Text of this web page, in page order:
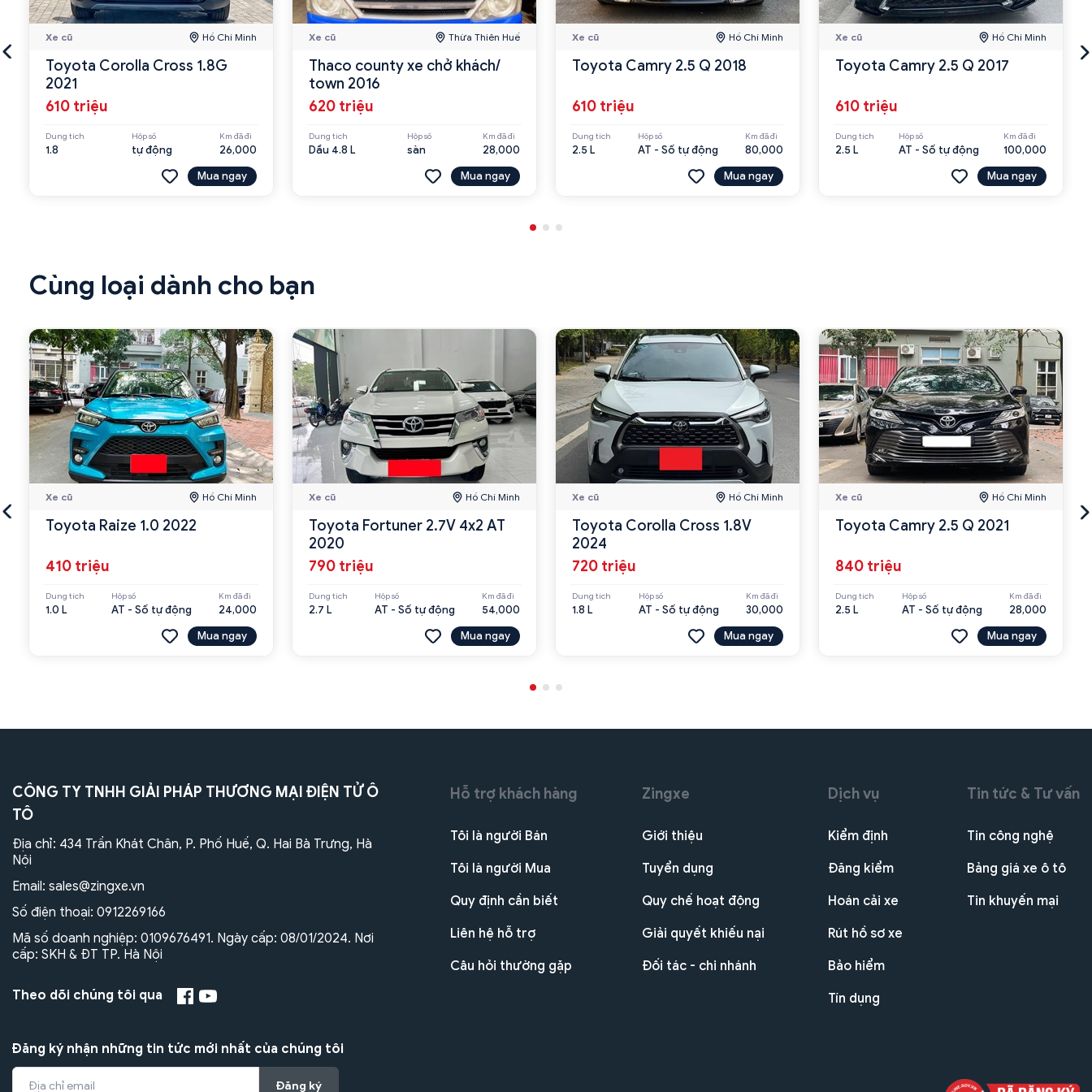
Xe cũ Hồ Chí Minh
Toyota Corolla Cross 1.8G
2021
610 triệu
Dung tích
1.8
Hộp số
tự động
Km đã đi
26,000
Mua ngay
Xe cũ Thừa Thiên Huế
Thaco county xe chở khách/
town 2016
620 triệu
Dung tích
Dầu 4.8 L
Hộp số
sàn
Km đã đi
28,000
Mua ngay
Xe cũ Hồ Chí Minh
Toyota Camry 2.5 Q 2018
610 triệu
Dung tích
2.5 L
Hộp số
AT - Số tự động
Km đã đi
80,000
Mua ngay
Xe cũ Hồ Chí Minh
Toyota Camry 2.5 Q 2017
610 triệu
Dung tích
2.5 L
Hộp số
AT - Số tự động
Km đã đi
100,000
Mua ngay
Cùng loại dành cho bạn
Xe cũ Hồ Chí Minh
Toyota Raize 1.0 2022
410 triệu
Dung tích
1.0 L
Hộp số
AT - Số tự động
Km đã đi
24,000
Mua ngay
Xe cũ Hồ Chí Minh
Toyota Fortuner 2.7V 4x2 AT
2020
790 triệu
Dung tích
2.7 L
Hộp số
AT - Số tự động
Km đã đi
54,000
Mua ngay
Xe cũ Hồ Chí Minh
Toyota Corolla Cross 1.8V
2024
720 triệu
Dung tích
1.8 L
Hộp số
AT - Số tự động
Km đã đi
30,000
Mua ngay
Xe cũ Hồ Chí Minh
Toyota Camry 2.5 Q 2021
840 triệu
Dung tích
2.5 L
Hộp số
AT - Số tự động
Km đã đi
28,000
Mua ngay
CÔNG TY TNHH GIẢI PHÁP THƯƠNG MẠI ĐIỆN TỬ Ô
TÔ
Địa chỉ: 434 Trần Khát Chân, P. Phố Huế, Q. Hai Bà Trưng, Hà
Nội
Email: sales@zingxe.vn
Số điện thoại: 0912269166
Mã số doanh nghiệp: 0109676491. Ngày cấp: 08/01/2024. Nơi
cấp: SKH & ĐT TP. Hà Nội
Theo dõi chúng tôi qua
Đăng ký nhận những tin tức mới nhất của chúng tôi
Đăng ký
Hỗ trợ khách hàng
Tôi là người Bán
Tôi là người Mua
Quy định cần biết
Liên hệ hỗ trợ
Câu hỏi thường gặp
Zingxe
Giới thiệu
Tuyển dụng
Quy chế hoạt động
Giải quyết khiếu nại
Đối tác - chi nhánh
Dịch vụ
Kiểm định
Đăng kiểm
Hoán cải xe
Rút hồ sơ xe
Bảo hiểm
Tín dụng
Tin tức & Tư vấn
Tin công nghệ
Bảng giá xe ô tô
Tin khuyến mại